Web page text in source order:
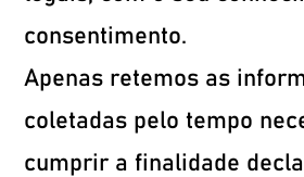
consentimento.
Apenas retemos as
coletadas pelo tempo
cumprir a finalidade